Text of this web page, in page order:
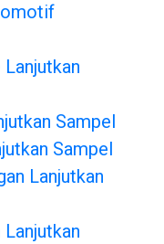
Sampel
Sampel
Lanjutkan